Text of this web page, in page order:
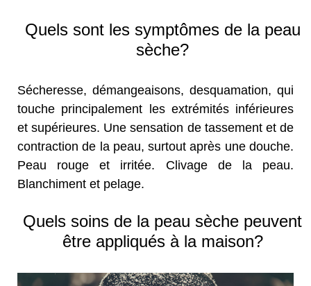
Quels sont les symptômes de la peau
sèche?
Sécheresse, démangeaisons, desquamation, qui
touche principalement les extrémités inférieures
et supérieures. Une sensation de tassement et de
contraction de la peau, surtout après une douche.
Peau rouge et irritée. Clivage de la peau.
Blanchiment et pelage.
Quels soins de la peau sèche peuvent
être appliqués à la maison?